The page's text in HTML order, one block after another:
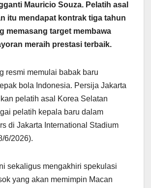
Mauricio Souza. Pelatih asal
itu mendapat kontrak tiga tahun
memasang target membawa
meraih prestasi terbaik.
resmi memulai babak baru
bola Indonesia. Persija Jakarta
pelatih asal Korea Selatan
pelatih kepala baru dalam
di Jakarta International Stadium
6/2026).
sekaligus mengakhiri spekulasi
yang akan memimpin Macan